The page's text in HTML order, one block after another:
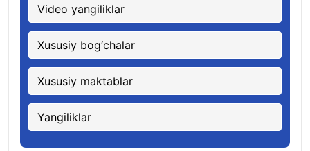
Video yangiliklar
Xususiy bog‘chalar
Xususiy maktablar
Yangiliklar